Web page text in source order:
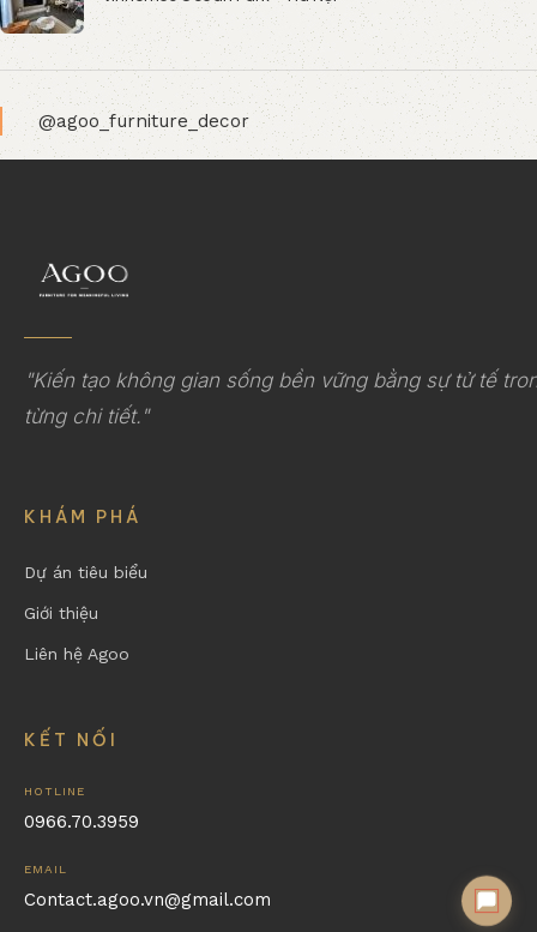
@agoo_furniture_decor
"Kiến tạo không gian sống bền vững bằng sự tử tế
từng chi tiết."
KHÁM PHÁ
Dự án tiêu biểu
Giới thiệu
Liên hệ Agoo
KẾT NỐI
HOTLINE
0966.70.3959
EMAIL
Contact.agoo.vn@gmail.com